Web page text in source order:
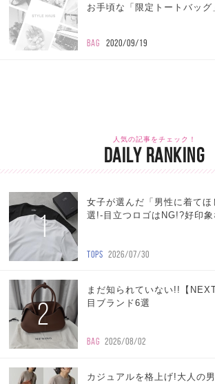
お手頃な「限定トートバッグ
BAG 2020/09/19
人気の記事をチェック！
DAILY RANKING
1
女子が選んだ「男性に着て
選!-目立つロゴはNG!?好印象
TOPS 2026/07/30
2
まだ知られていない!!【
目ブランド6選
BAG 2026/08/02
カジュアルを格上げ!大人の